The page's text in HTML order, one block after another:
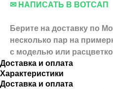
✉ НАПИСАТЬ В ВОТСАП
Берите на доставку по
несколько пар на
с моделью или
Доставка и оплата
Характеристики
Доставка и оплата